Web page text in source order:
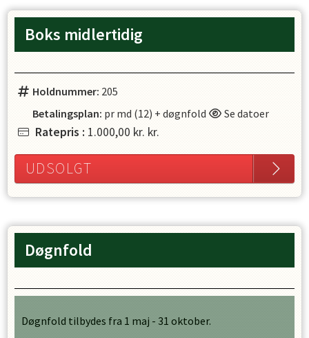
Boks midlertidig
Holdnummer: 205
Betalingsplan: pr md (12) + døgnfold Se datoer
Ratepris : 1.000,00 kr. kr.
UDSOLGT
Døgnfold
Døgnfold tilbydes fra 1 maj - 31 oktober.